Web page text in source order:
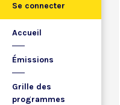
Se connecter
Accueil
Émissions
Grille des
programmes